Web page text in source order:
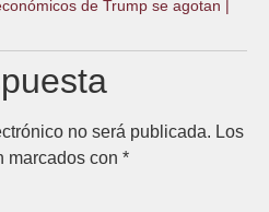
de Trump se agotan |
no será publicada. Los
marcados con *